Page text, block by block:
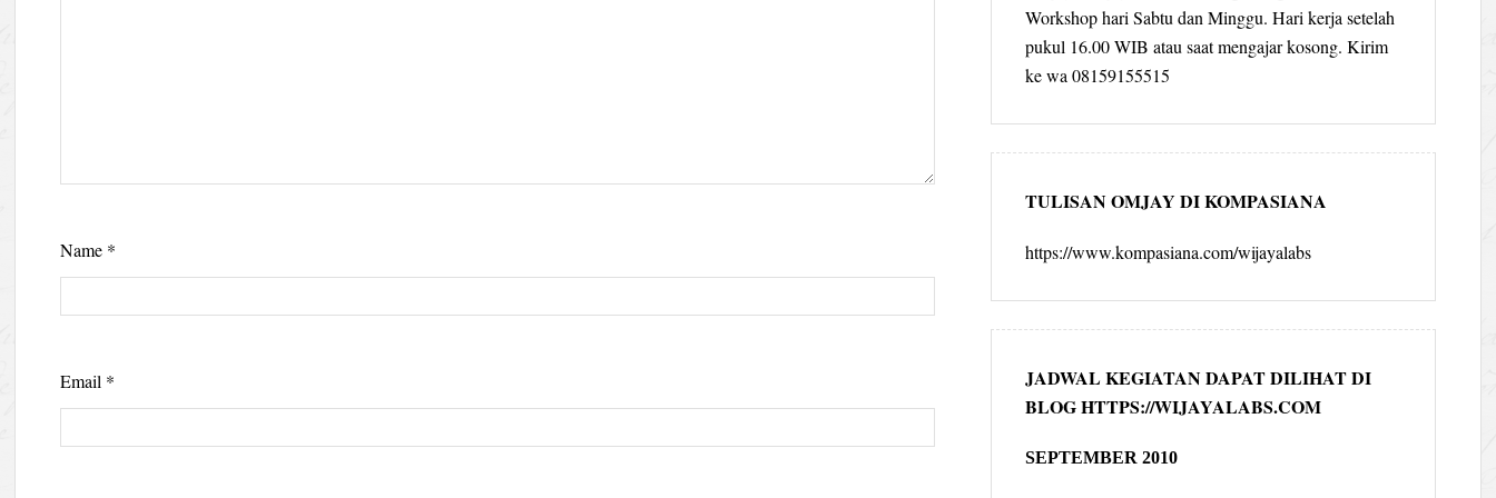
Name *
Email *
Workshop hari Sabtu dan Minggu. Hari kerja setelah
pukul 16.00 WIB atau saat mengajar kosong. Kirim
ke wa 08159155515
TULISAN OMJAY DI KOMPASIANA
https://www.kompasiana.com/wijayalabs
JADWAL KEGIATAN DAPAT DILIHAT DI
BLOG HTTPS://WIJAYALABS.COM
SEPTEMBER 2010